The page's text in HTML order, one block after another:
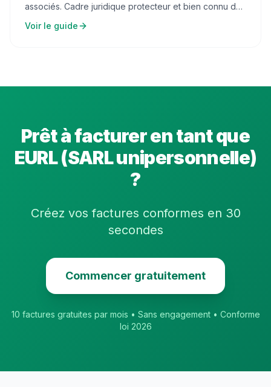
associés. Cadre juridique protecteur et bien connu des
Voir le guide
Prêt à facturer en tant que
EURL (SARL unipersonnelle)
?
Créez vos factures conformes en 30
secondes
Commencer gratuitement
10 factures gratuites par mois • Sans engagement • Conforme
loi 2026